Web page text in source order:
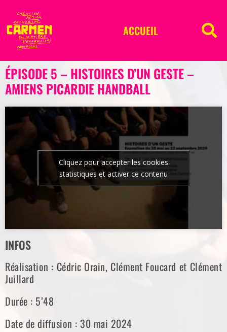
ACCUEIL
ÉPISODE 5 – HISTOIRES D’UN GESTE –
AMIENS PICARDIE HANDBALL
Cliquez pour accepter les cookies
statistiques et activer ce contenu
INFOS
Réalisation : Cédric Orain, Clément Foucard et Clément
Juillard
Durée : 5’48
Date de diffusion : 30 mai 2024